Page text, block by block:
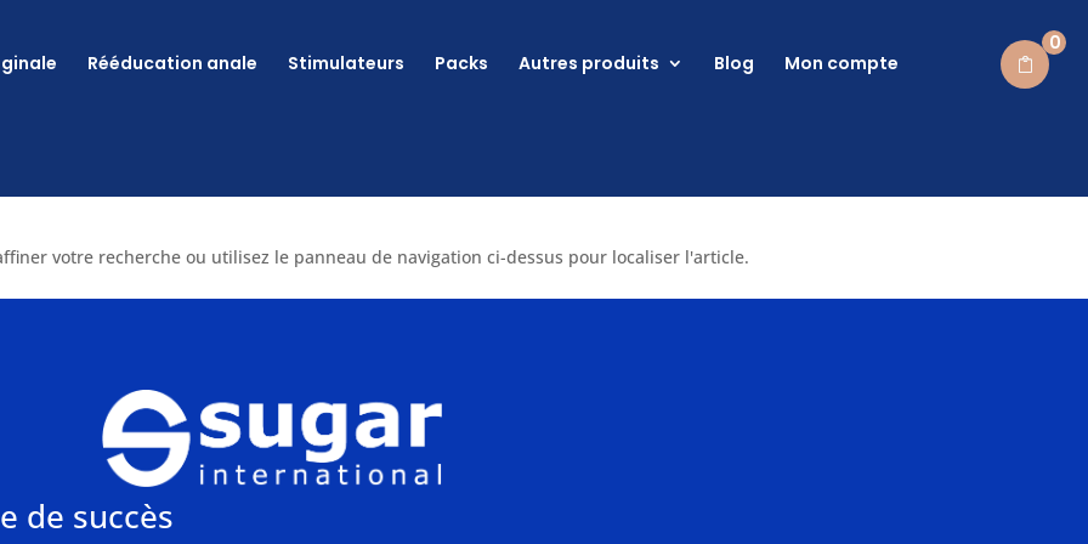
Rééducation anale Stimulateurs Packs Autres produits Blog Mon compte
0
votre recherche ou utilisez le panneau de navigation ci-dessus pour localiser l'article.
de succès